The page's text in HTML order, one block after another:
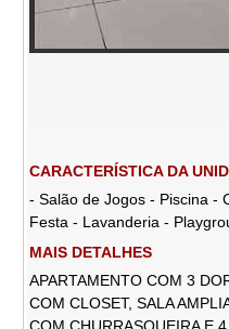
CARACTERÍSTICA DA
- Salão de Jogos - Piscina -
Festa - Lavanderia -
MAIS DETALHES
APARTAMENTO COM 3
COM CLOSET, SALA
COM CHURRASQUEIRA E